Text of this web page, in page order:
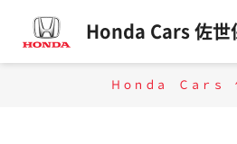
Honda Cars 佐世
Ｈｏｎｄａ Ｃａｒｓ